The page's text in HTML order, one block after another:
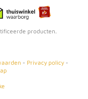
producten.
- Privacy policy -